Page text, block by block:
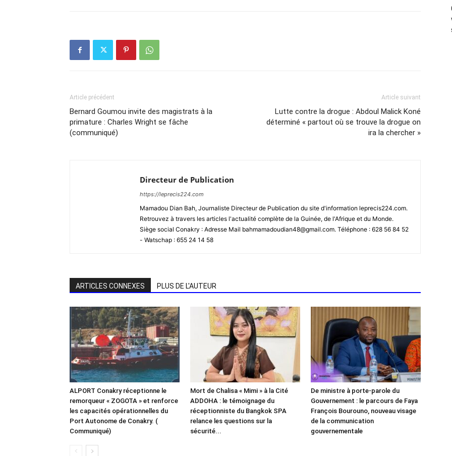
Article précédent
Bernard Goumou invite des magistrats à la
primature : Charles Wright se fâche
(communiqué)
Article suivant
Lutte contre la drogue : Abdoul Malick Koné
déterminé « partout où se trouve la drogue on
ira la chercher »
Directeur de Publication
https://leprecis224.com
Mamadou Dian Bah, Journaliste Directeur de Publication du site d'information leprecis224.com.
Retrouvez à travers les articles l'actualité complète de la Guinée, de l'Afrique et du Monde.
Siège social Conakry : Adresse Mail bahmamadoudian48@gmail.com. Téléphone : 628 56 84 52
- Watschap : 655 24 14 58
ARTICLES CONNEXES PLUS DE L'AUTEUR
ALPORT Conakry réceptionne le
remorqueur « ZOGOTA » et renforce
les capacités opérationnelles du
Port Autonome de Conakry. (
Communiqué)
Mort de Chalisa « Mimi » à la Cité
ADDOHA : le témoignage du
réceptionniste du Bangkok SPA
relance les questions sur la
sécurité...
De ministre à porte-parole du
Gouvernement : le parcours de Faya
François Bourouno, nouveau visage
de la communication
gouvernementale